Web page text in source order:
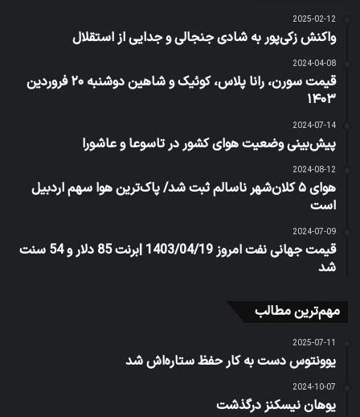
2025-02-12
واکنش زکی‌پور به شادی جنجالی و جدایی از استقلال
2024-04-08
قیمت سورن، رانا پلاس، کوئیک و شاهین دوشنبه ۲۰ فروردین
۱۴۰۳
2024-07-14
پیش‌بینی وضعیت هوای کشور در تاسوعا و عاشورا
2024-08-12
هوای ۵ کلان‌شهر ناسالم ثبت شد/ پاک‌ترین هوا سهم اردبیل
است
2024-07-09
قیمت جهانی نفت امروز 1403/04/19 |برنت 85 دلار و 54 سنت
شد
مهم‌ترین مطالب
2025-07-11
یوونتوس دست به کار حفظ ستاره‌اش شد
2024-10-07
یوهان نیسکنز درگذشت